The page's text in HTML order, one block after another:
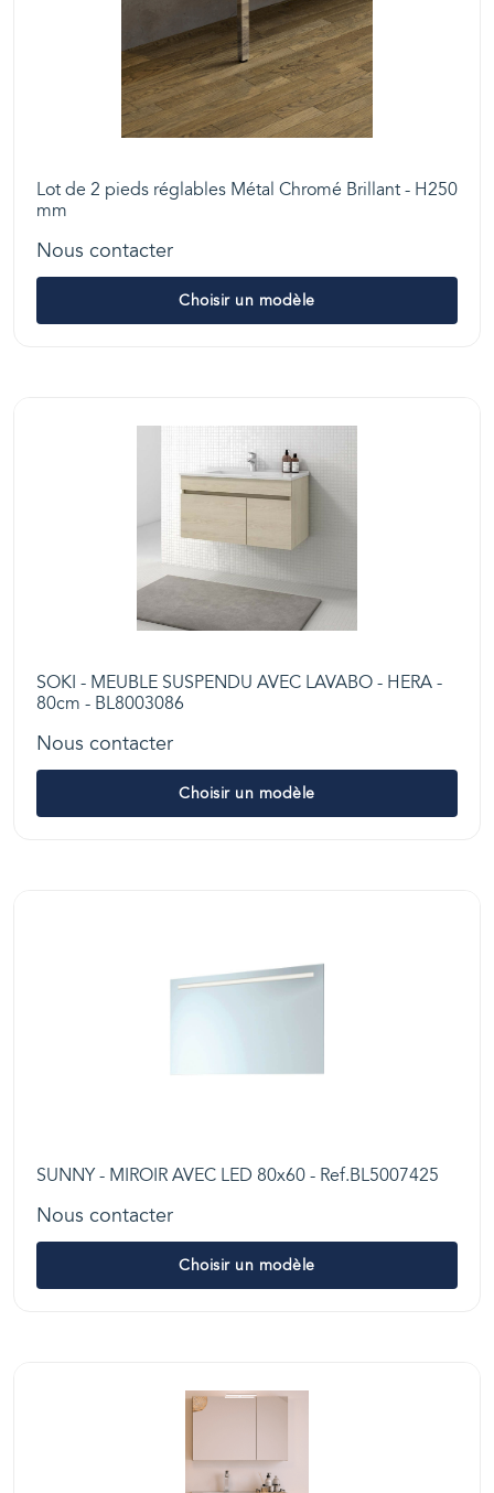
Lot de 2 pieds réglables Métal Chromé Brillant - H250
mm
Nous contacter
Choisir un modèle
SOKI - MEUBLE SUSPENDU AVEC LAVABO - HERA -
80cm - BL8003086
Nous contacter
Choisir un modèle
SUNNY - MIROIR AVEC LED 80x60 - Ref.BL5007425
Nous contacter
Choisir un modèle